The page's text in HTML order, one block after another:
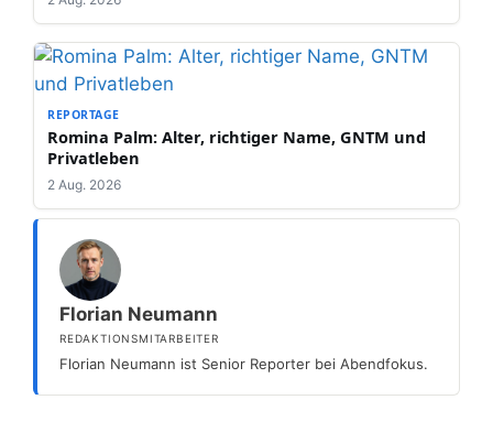
REPORTAGE
Romina Palm: Alter, richtiger Name, GNTM und
Privatleben
2 Aug. 2026
Florian Neumann
REDAKTIONSMITARBEITER
Florian Neumann ist Senior Reporter bei Abendfokus.